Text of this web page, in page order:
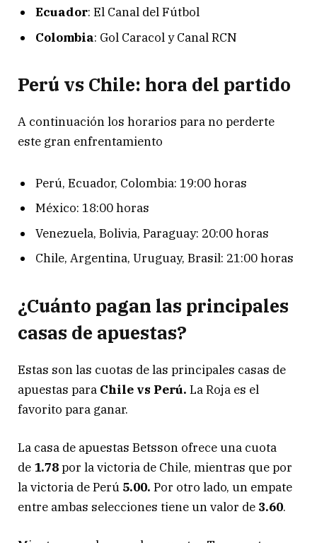
Ecuador: El Canal del Fútbol
Colombia: Gol Caracol y Canal RCN
Perú vs Chile: hora del partido
A continuación los horarios para no perderte
este gran enfrentamiento
Perú, Ecuador, Colombia: 19:00 horas
México: 18:00 horas
Venezuela, Bolivia, Paraguay: 20:00 horas
Chile, Argentina, Uruguay, Brasil: 21:00 horas
¿Cuánto pagan las principales
casas de apuestas?
Estas son las cuotas de las principales casas de
apuestas para Chile vs Perú. La Roja es el
favorito para ganar.
La casa de apuestas Betsson ofrece una cuota
de 1.78por la victoria de Chile, mientras que por
la victoria de Perú 5.00. Por otro lado, un empate
entre ambas selecciones tiene un valor de 3.60.